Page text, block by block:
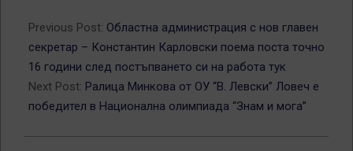
04-
03
Previous Post: Областна администрация с нов главен
секретар – Константин Карловски поема поста точно
16 години след постъпването си на работа тук
Next Post: Ралица Минкова от ОУ “В. Левски” Ловеч е
победител в Национална олимпиада “Знам и мога”